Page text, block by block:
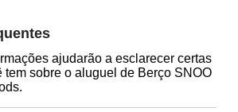
ajudarão a esclarecer certas
tem sobre o aluguel de Berço SNOO